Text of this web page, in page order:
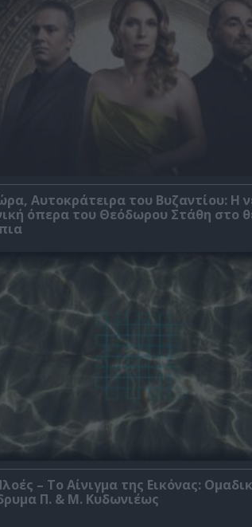
Αυτοκράτειρα του Βυζαντίου: Η
όπερα του Θεόδωρου Στάθη στο
– Το Αίνιγμα της Εικόνας:
Π. & Μ. Κυδωνιέως